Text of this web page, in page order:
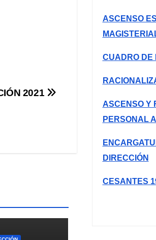
2021
ASCENSO
CUADRO DE
ASCENSO Y
PERSONAL
DIRECCIÓN
CESANTES